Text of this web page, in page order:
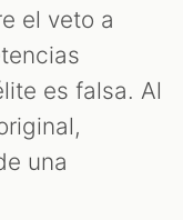
el veto a
es falsa. Al
una